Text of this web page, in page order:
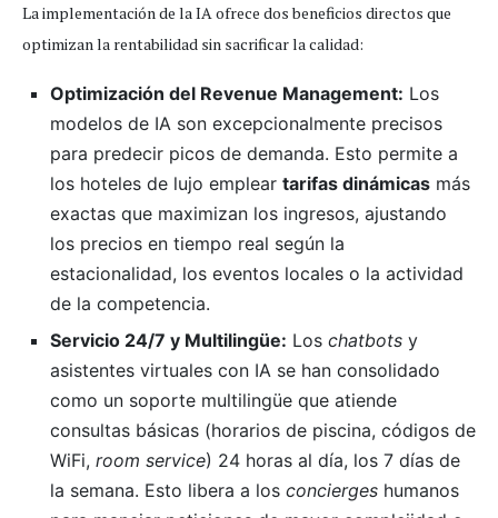
La implementación de la IA ofrece dos beneficios directos que
optimizan la rentabilidad sin sacrificar la calidad:
Optimización del Revenue Management: Los
modelos de IA son excepcionalmente precisos
para predecir picos de demanda. Esto permite a
los hoteles de lujo emplear tarifas dinámicas más
exactas que maximizan los ingresos, ajustando
los precios en tiempo real según la
estacionalidad, los eventos locales o la actividad
de la competencia.
Servicio 24/7 y Multilingüe: Los chatbots y
asistentes virtuales con IA se han consolidado
como un soporte multilingüe que atiende
consultas básicas (horarios de piscina, códigos de
WiFi, room service) 24 horas al día, los 7 días de
la semana. Esto libera a los concierges humanos